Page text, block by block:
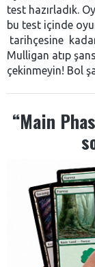
test hazırladık.
bu test içinde
tarihçesine
Mulligan atıp
çekinmeyin! Bol
“Main